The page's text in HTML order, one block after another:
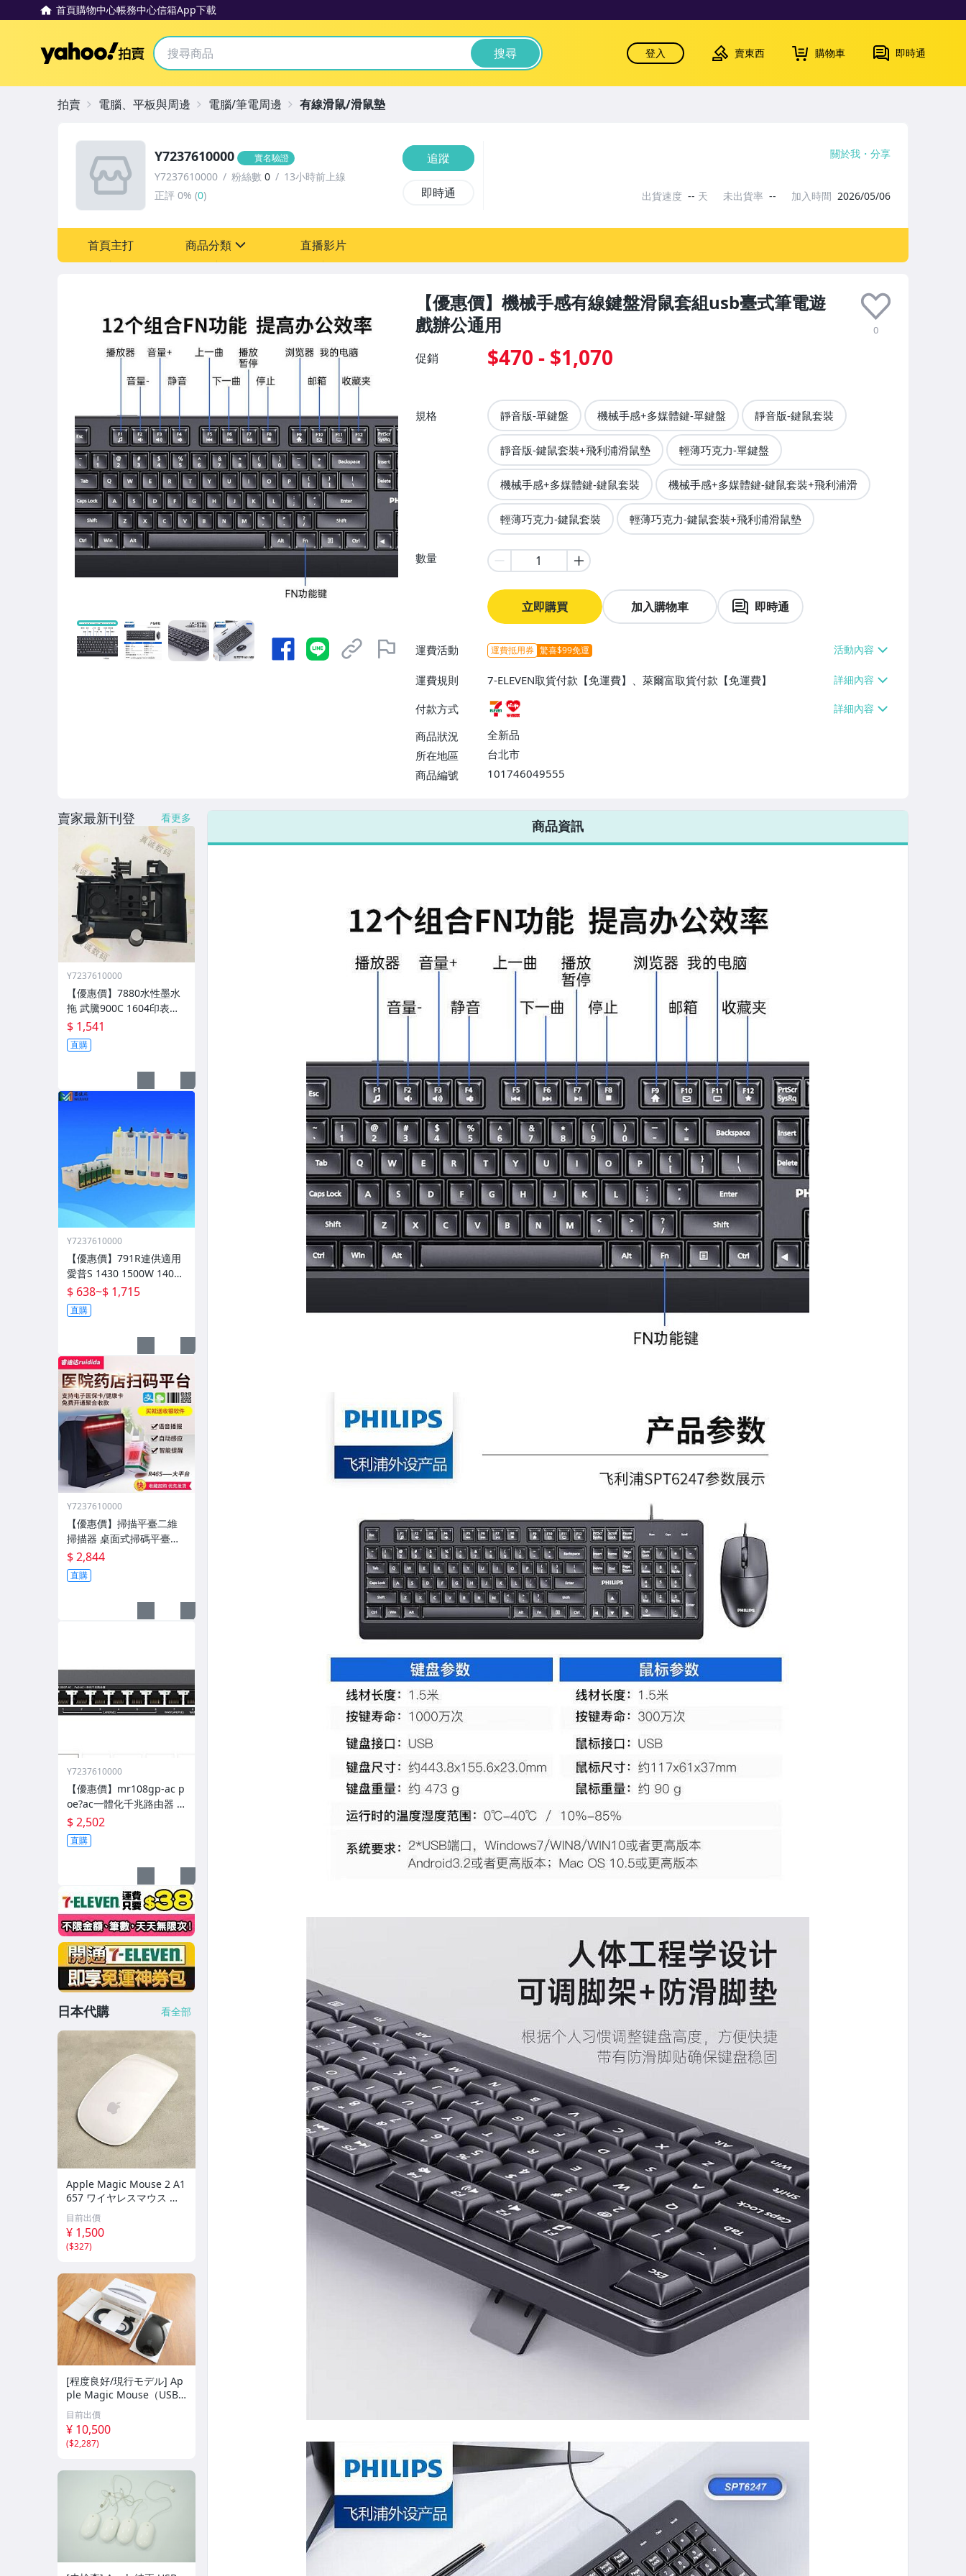
首頁購物中心帳務中心信箱App下載
Yahoo拍賣 搜尋 登入 賣東西 購物車 即時通
【優惠價】機械手感有線鍵盤滑鼠套組usb臺式筆電遊
戲辦公通用
0
促銷 $470 - $1,070
規格 靜音版-單鍵盤 機械手感+多媒體鍵-單鍵盤 靜音版-鍵鼠套裝
靜音版-鍵鼠套裝+飛利浦滑鼠墊 輕薄巧克力-單鍵盤
機械手感+多媒體鍵-鍵鼠套裝 機械手感+多媒體鍵-鍵鼠套裝+飛利浦滑
輕薄巧克力-鍵鼠套裝 輕薄巧克力-鍵鼠套裝+飛利浦滑鼠墊
數量
立即購買 加入購物車 即時通
運費活動 運費抵用券 驚喜$99免運
運費規則
7-ELEVEN取貨付款【免運費】、萊爾富取貨付款【免運費】
付款方式
商品狀況
全新品
所在地區
台北市
商品編號
101746049555
7-ELEVEN 運費只要38元
不限金額、筆數，筆筆優惠無限次！
Y7237610000 實名驗證
Y7237610000 粉絲數 0
13小時前上線
正評 0% (0)
追蹤
即時通
關於我 分享
出貨速度 -- 天 未出貨率 -- 加入時間 2026/05/06
首頁主打 商品分類
圖書/影音/文具
美容保養與彩妝
電腦、平板與周邊
相機、攝影與周邊
運動、戶外與休閒
嬰幼兒與孕婦
玩具、模型與公仔
男性精品與服飾
美食與地方特產
直播影片
拍賣 電腦、平板與周邊 電腦/筆電周邊 有線滑鼠/滑鼠墊
商品資訊
賣家最新刊登 看更多
Y7237610000
【優惠價】7880水性墨水
拖 武騰900C 1604印表機
墨墊拖 設備配件 墨水託零
件
$ 1,541
直購
Y7237610000
【優惠價】791R連供適用
愛普S 1430 1500W 1400
4004印表機墨水盒晶片連
供
$ 638~$ 1,715
直購
Y7237610000
【優惠價】掃描平臺二維
掃描器 桌面式掃碼平臺條
碼掃描器 手機支付超市收
銀
$ 2,844
直購
Y7237610000
【優惠價】mr108gp-ac p
oe?ac一體化千兆路由器 8
口千兆一體化機 108gp
$ 2,502
直購
日本代購 看全部
Apple Magic Mouse 2 A1
657 ワイヤレスマウス 動
作未確認 ジャンク
目前出價
¥ 1,500
($327)
[程度良好/現行モデル] Ap
ple Magic Mouse（USB-
C）Black（Multi-Touch対
応）Wireless Model A320
4 MXK63ZA/A マジックマ
ウス ブラック
目前出價
¥ 10,500
($2,287)